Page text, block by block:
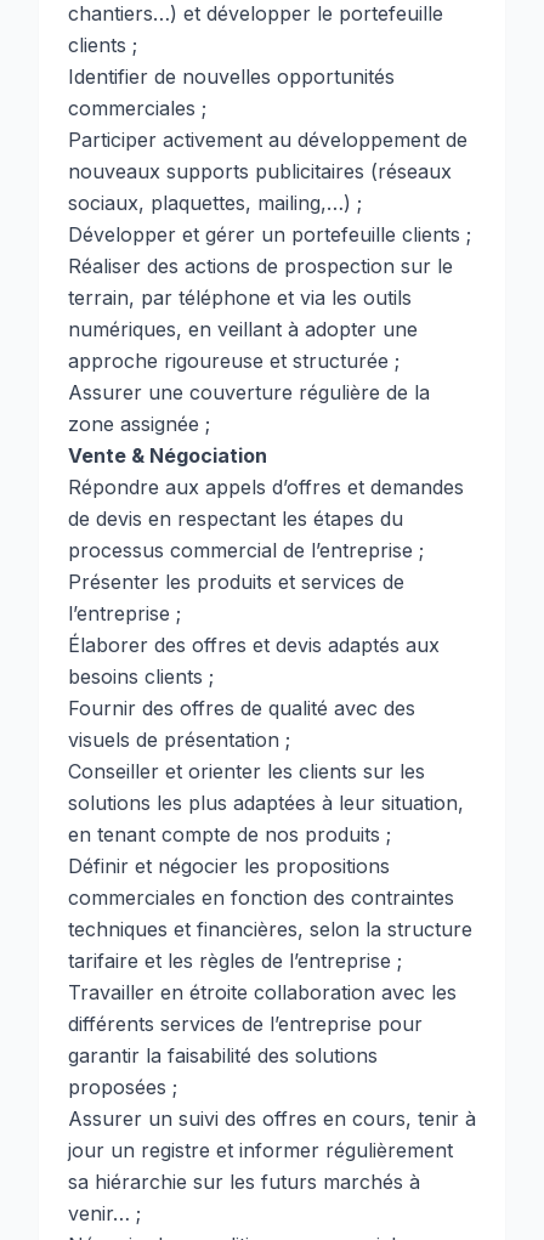
chantiers…) et développer le portefeuille
clients ;
Identifier de nouvelles opportunités
commerciales ;
Participer activement au développement de
nouveaux supports publicitaires (réseaux
sociaux, plaquettes, mailing,…) ;
Développer et gérer un portefeuille clients ;
Réaliser des actions de prospection sur le
terrain, par téléphone et via les outils
numériques, en veillant à adopter une
approche rigoureuse et structurée ;
Assurer une couverture régulière de la
zone assignée ;
Vente & Négociation
Répondre aux appels d’offres et demandes
de devis en respectant les étapes du
processus commercial de l’entreprise ;
Présenter les produits et services de
l’entreprise ;
Élaborer des offres et devis adaptés aux
besoins clients ;
Fournir des offres de qualité avec des
visuels de présentation ;
Conseiller et orienter les clients sur les
solutions les plus adaptées à leur situation,
en tenant compte de nos produits ;
Définir et négocier les propositions
commerciales en fonction des contraintes
techniques et financières, selon la structure
tarifaire et les règles de l’entreprise ;
Travailler en étroite collaboration avec les
différents services de l’entreprise pour
garantir la faisabilité des solutions
proposées ;
Assurer un suivi des offres en cours, tenir à
jour un registre et informer régulièrement
sa hiérarchie sur les futurs marchés à
venir… ;